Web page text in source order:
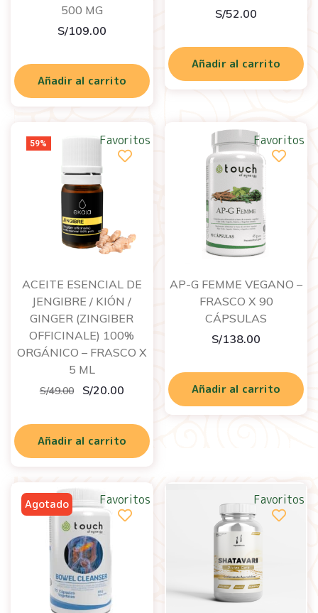
500 MG
S/109.00
Añadir al carrito
S/52.00
Añadir al carrito
59%
ACEITE ESENCIAL DE
JENGIBRE / KIÓN /
GINGER (ZINGIBER
OFFICINALE) 100%
ORGÁNICO – FRASCO X
5 ML
S/49.00 S/20.00
Añadir al carrito
Favoritos
AP-G FEMME VEGANO –
FRASCO X 90
CÁPSULAS
S/138.00
Añadir al carrito
Favoritos
Favoritos Favoritos